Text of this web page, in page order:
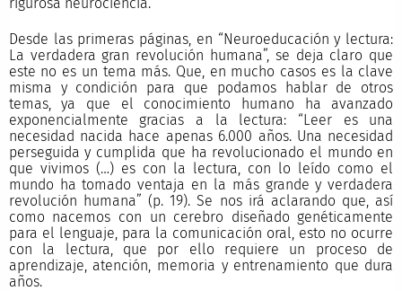
rigurosa neurociencia.
Desde las primeras páginas, en “Neuroeducación y lectura:
La verdadera gran revolución humana”, se deja claro que
este no es un tema más. Que, en mucho casos es la clave
misma y condición para que podamos hablar de otros
temas, ya que el conocimiento humano ha avanzado
exponencialmente gracias a la lectura: “Leer es una
necesidad nacida hace apenas 6.000 años. Una necesidad
perseguida y cumplida que ha revolucionado el mundo en
que vivimos (…) es con la lectura, con lo leído como el
mundo ha tomado ventaja en la más grande y verdadera
revolución humana” (p. 19). Se nos irá aclarando que, así
como nacemos con un cerebro diseñado genéticamente
para el lenguaje, para la comunicación oral, esto no ocurre
con la lectura, que por ello requiere un proceso de
aprendizaje, atención, memoria y entrenamiento que dura
años.